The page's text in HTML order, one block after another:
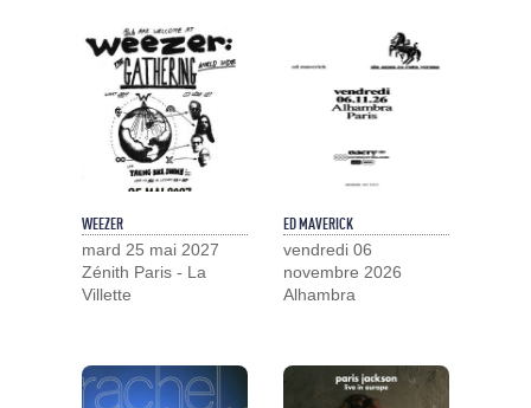
WEEZER
mard 25 mai 2027
Zénith Paris - La
Villette
ED MAVERICK
vendredi 06
novembre 2026
Alhambra